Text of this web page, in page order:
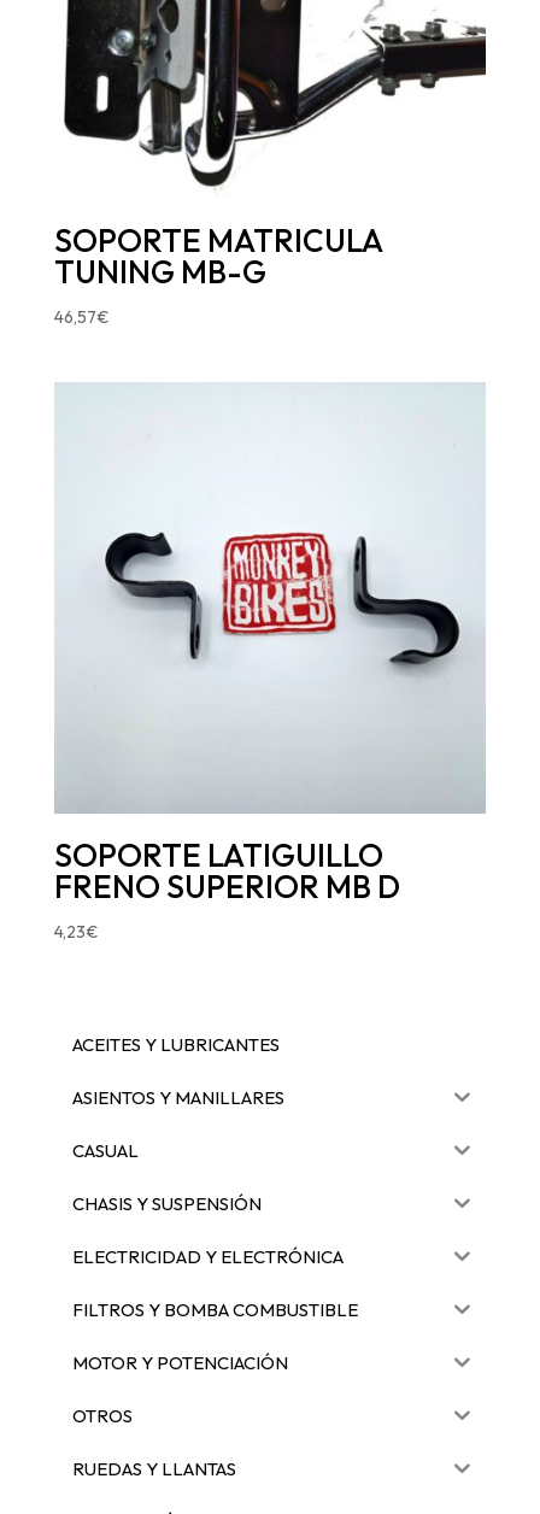
SOPORTE MATRICULA
TUNING MB-G
46,57€
SOPORTE LATIGUILLO
FRENO SUPERIOR MB D
4,23€
ACEITES Y LUBRICANTES
ASIENTOS Y MANILLARES
CASUAL
CHASIS Y SUSPENSIÓN
ELECTRICIDAD Y ELECTRÓNICA
FILTROS Y BOMBA COMBUSTIBLE
MOTOR Y POTENCIACIÓN
OTROS
RUEDAS Y LLANTAS